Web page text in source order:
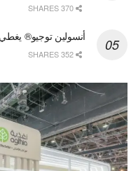
أنسولين توجيو®